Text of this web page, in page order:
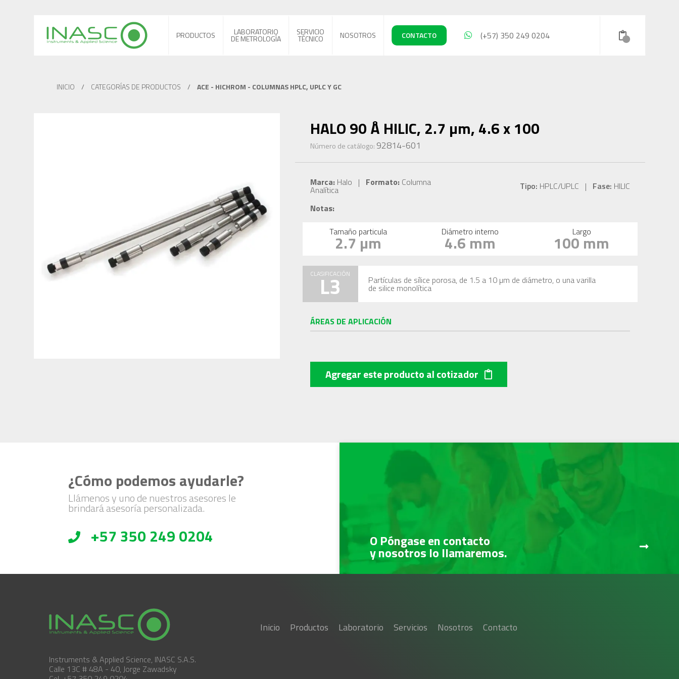
PRODUCTOS LABORATORIO
DE METROLOGÍA
SERVICIO
TÉCNICO NOSOTROS CONTACTO (+57) 350 249 0204
INICIO / CATEGORÍAS DE PRODUCTOS / ACE - HICHROM - COLUMNAS HPLC, UPLC Y GC
HALO 90 Å HILIC, 2.7 µm, 4.6 x 100
Número de catálogo: 92814-601
Marca:Halo | Formato:Columna
Analítica Tipo: HPLC/UPLC | Fase: HILIC
Notas:
Tamaño particula
2.7 µm Diámetro interno
4.6 mm Largo
100 mm
CLASIFICACIÓN
L3 Partículas de sílice porosa, de 1.5 a 10 µm de diámetro, o una varilla
de silice monolítica
ÁREAS DE APLICACIÓN
Agregar este productoal cotizador
¿Cómo podemos ayudarle?
Llámenos y uno de nuestros asesores le
brindará asesoría personalizada.
+57 350 249 0204 O Póngase en contacto
y nosotros lo llamaremos.
Instruments & Applied Science, INASC S.A.S.
Calle 13C # 48A - 40, Jorge Zawadsky
Inicio Productos Laboratorio Servicios Nosotros Contacto